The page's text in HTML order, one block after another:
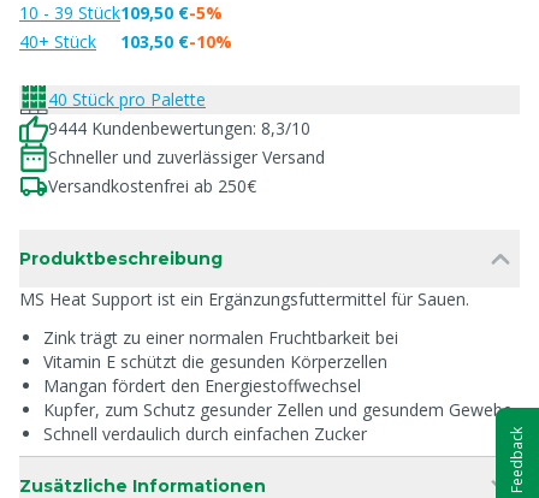
10 - 39 Stück
40+ Stück
109,50 €
103,50 €
-5%
-10%
40 Stück pro Palette
9444 Kundenbewertungen: 8,3/10
Schneller und zuverlässiger Versand
Versandkostenfrei ab 250€
Produktbeschreibung
MS Heat Support ist ein Ergänzungsfuttermittel für Sauen.
Zink trägt zu einer normalen Fruchtbarkeit bei
Vitamin E schützt die gesunden Körperzellen
Mangan fördert den Energiestoffwechsel
Kupfer, zum Schutz gesunder Zellen und gesundem Gewebe
Schnell verdaulich durch einfachen Zucker
Zusätzliche Informationen Feedback